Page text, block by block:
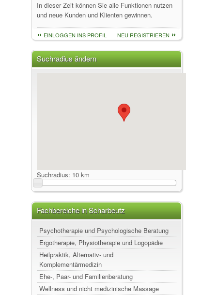
In dieser Zeit können Sie alle Funktionen nutzen
und neue Kunden und Klienten gewinnen.
EINLOGGEN INS PROFIL NEU REGISTRIEREN
Suchradius ändern
Suchradius: 10 km
Fachbereiche in Scharbeutz
Psychotherapie und Psychologische Beratung
Ergotherapie, Physiotherapie und Logopädie
Heilpraktik, Alternativ- und
Komplementärmedizin
Ehe-, Paar- und Familienberatung
Wellness und nicht medizinische Massage